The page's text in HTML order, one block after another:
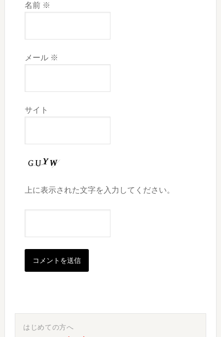
名前 ※
メール ※
サイト
上に表示された文字を入力してください。
最
はじめての方へ